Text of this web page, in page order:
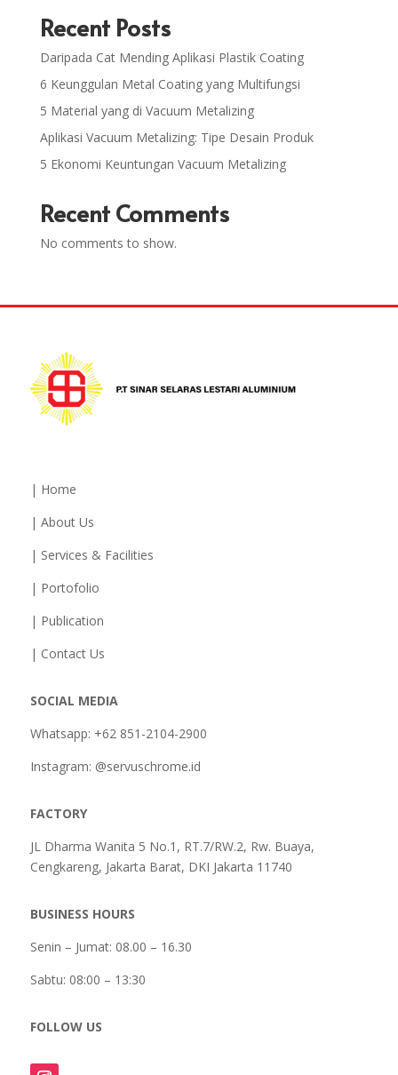
Recent Posts
Daripada Cat Mending Aplikasi Plastik Coating
6 Keunggulan Metal Coating yang Multifungsi
5 Material yang di Vacuum Metalizing
Aplikasi Vacuum Metalizing: Tipe Desain Produk
5 Ekonomi Keuntungan Vacuum Metalizing
Recent Comments
No comments to show.
| Home
| About Us
| Services & Facilities
| Portofolio
| Publication
| Contact Us
SOCIAL MEDIA
Whatsapp: +62 851-2104-2900
Instagram: @servuschrome.id
FACTORY
JL Dharma Wanita 5 No.1, RT.7/RW.2, Rw. Buaya,
Cengkareng, Jakarta Barat, DKI Jakarta 11740
BUSINESS HOURS
Senin – Jumat: 08.00 – 16.30
Sabtu: 08:00 – 13:30
FOLLOW US